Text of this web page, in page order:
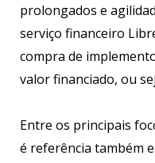
prolongados e
serviço financeiro
compra de
valor financiado, ou
Entre os principais
é referência também